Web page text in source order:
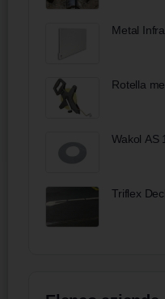
Metal
Rotella
Wakol AS
Triflex